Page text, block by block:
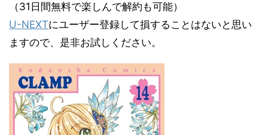
（31日間無料で楽しんで解約も可能）
U-NEXTにユーザー登録して損することはないと思い
ますので、是非お試しください。